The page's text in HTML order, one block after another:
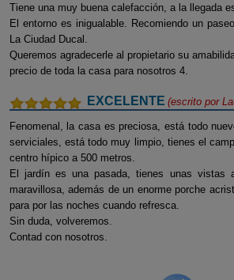
Tiene una muy buena calefacción, a la llegada
El entorno es inigualable. Recomiendo un
La Ciudad Ducal.
Queremos agradecerle al propietario su
precio de toda la casa para nosotros 4.
EXCELENTE (escrito por
Fenomenal, la casa es preciosa, está todo
serviciales, está todo muy limpio, tienes el
centro hípico a 500 metros.
El jardín es una pasada, tienes unas vistas
maravillosa, además de un enorme porche
para por las noches cuando refresca.
Sin duda, volveremos.
Contad con nosotros.